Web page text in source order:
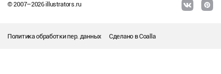
© 2007–2026illustrators.ru
Политика обработки пер. данных Сделано вCoalla